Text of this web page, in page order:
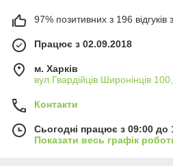
97% позитивних з 196 відгуків
Працює з 02.09.2018
м. Харків
вул.Гвардійців Широнінців
Контакти
Сьогодні працює з 09:00 до
Показати весь графік